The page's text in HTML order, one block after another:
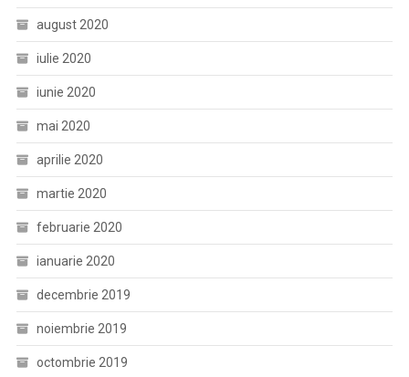
august 2020
iulie 2020
iunie 2020
mai 2020
aprilie 2020
martie 2020
februarie 2020
ianuarie 2020
decembrie 2019
noiembrie 2019
octombrie 2019